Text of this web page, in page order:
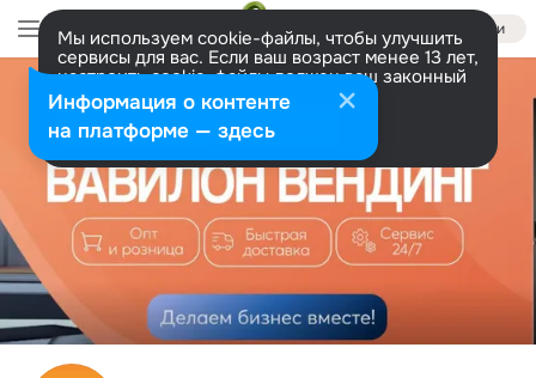
Войти
Мы используем cookie-файлы, чтобы улучшить
сервисы для вас. Если ваш возраст менее 13 лет,
настроить cookie-файлы должен ваш законный
представитель. Больше информации
Разрешить все Настроить
Информация о контенте
на платформе — здесь